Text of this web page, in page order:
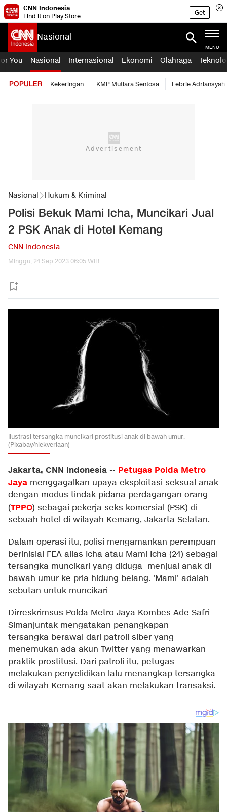
CNN Indonesia
Find it on Play Store
Get
Nasional
MENU
You Nasional Internasional Ekonomi Olahraga
POPULER Kekeringan KMP Mutiara Sentosa Febrie Adriansyah
Nasional Hukum & Kriminal
Polisi Bekuk Mami Icha, Muncikari Jual
2 PSK Anak di Hotel Kemang
CNN Indonesia
Minggu, 24 Sep 2023 06:05 WIB
Ilustrasi tersangka muncikari prostitusi anak di bawah umur.
(Pixabay/niekverlaan)
Jakarta, CNN Indonesia -- Petugas Polda Metro
Jaya menggagalkan upaya eksploitasi seksual anak
dengan modus tindak pidana perdagangan orang
(TPPO) sebagai pekerja seks komersial (PSK) di
sebuah hotel di wilayah Kemang, Jakarta Selatan.
Dalam operasi itu, polisi mengamankan perempuan
berinisial FEA alias Icha atau Mami Icha (24) sebagai
tersangka muncikari yang diduga menjual anak di
bawah umur ke pria hidung belang. 'Mami' adalah
sebutan untuk muncikari
Dirreskrimsus Polda Metro Jaya Kombes Ade Safri
Simanjuntak mengatakan penangkapan
tersangka berawal dari patroli siber yang
menemukan ada akun Twitter yang menawarkan
praktik prostitusi. Dari patroli itu, petugas
melakukan penyelidikan lalu menangkap tersangka
di wilayah Kemang saat akan melakukan transaksi.